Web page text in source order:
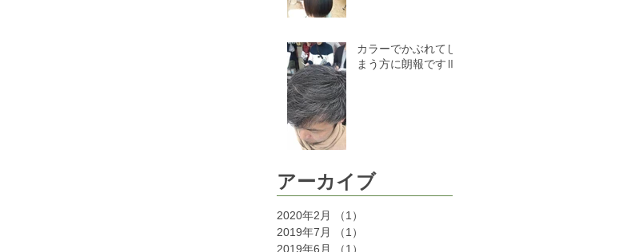
カラーでかぶれてし
まう方に朗報ですⅢ
アーカイブ
2020年2月 （1）
2019年7月
（1）
2019年6月
（1）